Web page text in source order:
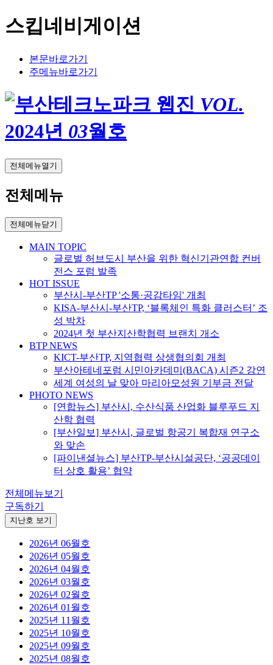
스킵네비게이션
본문바로가기
주메뉴바로가기
VOL.
2024년 03월호
전체메뉴열기
전체메뉴
전체메뉴닫기
MAIN TOPIC
글로벌 허브도시 부산을 위한 혁신기관연합 컨버
전스 포럼 발족
HOT ISSUE
부산시-부산TP '소통·공감타임' 개최
KISA-부산시-부산TP, ‘블록체인 특화 클러스터’ 조
성 박차
2024년 첫 부산지산학협력 브랜치 개소
BTP NEWS
KICT-부산TP, 지역협력 상생협의회 개최
부산아테네포럼 시민아카데미(BACA) 시즌2 강연
세계 여성의 날 맞아 마리아모성원 기부금 전달
PHOTO NEWS
[연합뉴스] 부산시, 수산식품 산업화 블루푸드 지
산학 협력
[부산일보] 부산시, 글로벌 항공기 복합재 연구소
와 맞손
[파이낸셜뉴스] 부산TP-부산시설공단, ‘공공데이
터 상호 활용’ 협약
전체메뉴보기
구독하기
지난호 보기
2026년 06월호
2026년 05월호
2026년 04월호
2026년 03월호
2026년 02월호
2026년 01월호
2025년 11월호
2025년 10월호
2025년 09월호
2025년 08월호